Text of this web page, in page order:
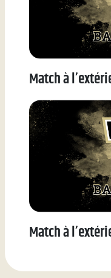
Match à
Match à